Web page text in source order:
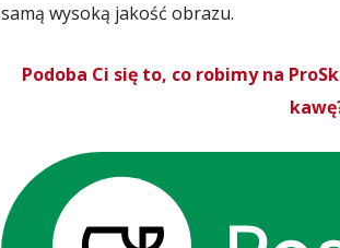
samą wysoką jakość obrazu.
Podoba Ci się to, co robimy na